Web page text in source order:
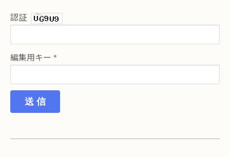
認証
編集用キー
送 信